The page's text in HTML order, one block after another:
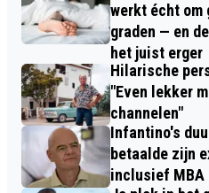
werkt écht om
graden — en
het juist erger
Hilarische
"Even lekker
channelen"
Infantino's
betaalde zijn
inclusief MBA